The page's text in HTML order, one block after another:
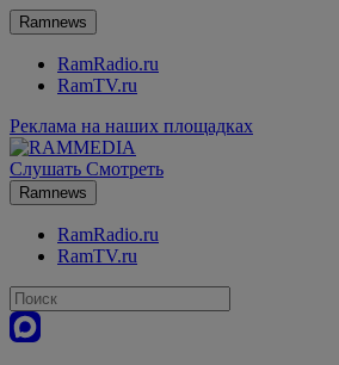
Ramnews
RamRadio.ru
RamTV.ru
Реклама на наших площадках
Слушать Смотреть
Ramnews
RamRadio.ru
RamTV.ru